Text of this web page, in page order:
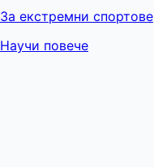
За екстремни спортове
Научи повече